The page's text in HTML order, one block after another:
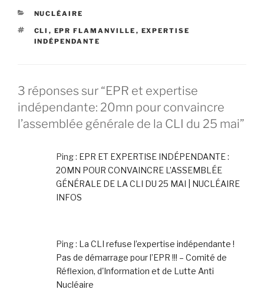
CATÉGORIES
NUCLÉAIRE
ÉTIQUETTES
CLI , EPR FLAMANVILLE , EXPERTISE
INDÉPENDANTE
3 réponses sur “EPR et expertise
indépendante: 20mn pour convaincre
l’assemblée générale de la CLI du 25 mai”
Ping : EPR ET EXPERTISE INDÉPENDANTE :
20MN POUR CONVAINCRE L’ASSEMBLÉE
GÉNÉRALE DE LA CLI DU 25 MAI | NUCLÉAIRE
INFOS
Ping : La CLI refuse l’expertise indépendante !
Pas de démarrage pour l’EPR !!! – Comité de
Réflexion, d'Information et de Lutte Anti
Nucléaire